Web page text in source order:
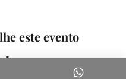
este evento